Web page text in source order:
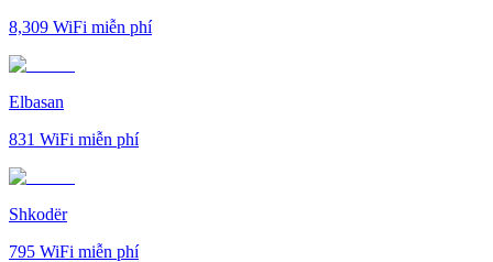
8,309 WiFi miễn phí
Elbasan
831 WiFi miễn phí
Shkodër
795 WiFi miễn phí